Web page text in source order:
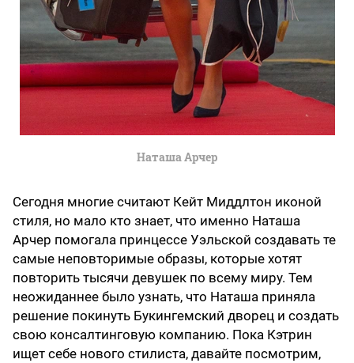
Наташа Арчер
Сегодня многие считают Кейт Миддлтон иконой
стиля, но мало кто знает, что именно Наташа
Арчер помогала принцессе Уэльской создавать те
самые неповторимые образы, которые хотят
повторить тысячи девушек по всему миру. Тем
неожиданнее было узнать, что Наташа приняла
решение покинуть Букингемский дворец и создать
свою консалтинговую компанию. Пока Кэтрин
ищет себе нового стилиста, давайте посмотрим,